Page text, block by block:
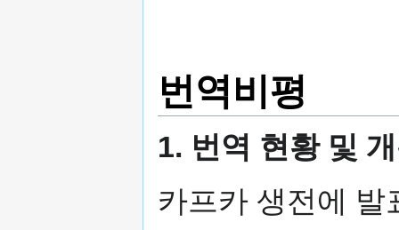
번역비평
1. 번역 현황 및
카프카 생전에 발